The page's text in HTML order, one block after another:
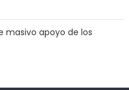
masivo apoyo de los